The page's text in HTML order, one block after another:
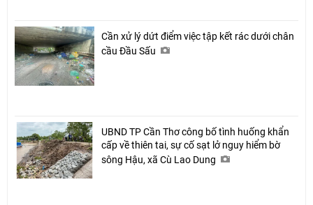
Cần xử lý dứt điểm việc tập kết rác dưới chân
cầu Đầu Sấu
UBND TP Cần Thơ công bố tình huống khẩn
cấp về thiên tai, sự cố sạt lở nguy hiểm bờ
sông Hậu, xã Cù Lao Dung